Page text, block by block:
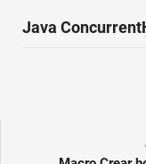
Java